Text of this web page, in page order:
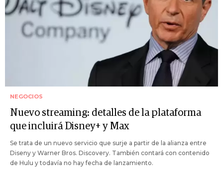
NEGOCIOS
Nuevo streaming: detalles de la plataforma
que incluirá Disney+ y Max
Se trata de un nuevo servicio que surje a partir de la alianza entre
Diseny y Warner Bros. Discovery. También contará con contenido
de Hulu y todavía no hay fecha de lanzamiento.